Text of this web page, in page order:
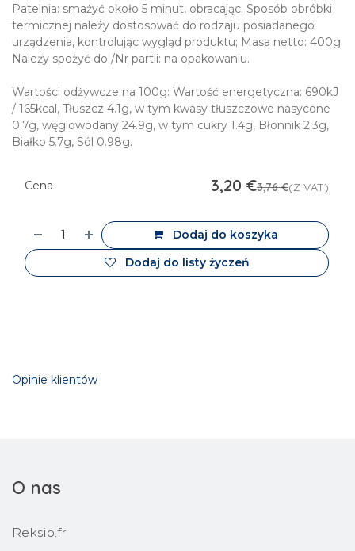
Patelnia: smażyć około 5 minut, obracając. Sposób obróbki
termicznej należy dostosować do rodzaju posiadanego
urządzenia, kontrolując wygląd produktu; Masa netto: 400g.
Należy spożyć do:/Nr partii: na opakowaniu.
Wartości odżywcze na 100g: Wartość energetyczna: 690kJ
/ 165kcal, Tłuszcz 4.1g, w tym kwasy tłuszczowe nasycone
0.7g, węglowodany 24.9g, w tym cukry 1.4g, Błonnik 2.3g,
Białko 5.7g, Sól 0.98g.
Dodaj do koszyka
Dodaj do listy życzeń
Cena 3,20 €3,76€(Z VAT)
Opinie klientów
O nas
Reksio.fr